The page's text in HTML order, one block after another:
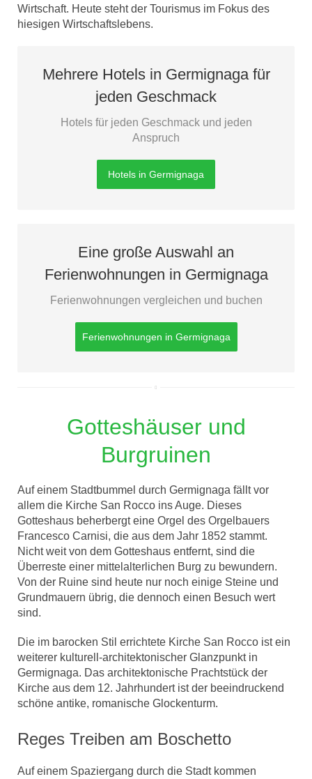
Wirtschaft. Heute steht der Tourismus im Fokus des
hiesigen Wirtschaftslebens.
Mehrere Hotels in Germignaga für
jeden Geschmack
Hotels für jeden Geschmack und jeden
Anspruch
Hotels in Germignaga
Eine große Auswahl an
Ferienwohnungen in Germignaga
Ferienwohnungen vergleichen und buchen
Ferienwohnungen in Germignaga
Gotteshäuser und
Burgruinen
Auf einem Stadtbummel durch Germignaga fällt vor
allem die Kirche San Rocco ins Auge. Dieses
Gotteshaus beherbergt eine Orgel des Orgelbauers
Francesco Carnisi, die aus dem Jahr 1852 stammt.
Nicht weit von dem Gotteshaus entfernt, sind die
Überreste einer mittelalterlichen Burg zu bewundern.
Von der Ruine sind heute nur noch einige Steine und
Grundmauern übrig, die dennoch einen Besuch wert
sind.
Die im barocken Stil errichtete Kirche San Rocco ist ein
weiterer kulturell-architektonischer Glanzpunkt in
Germignaga. Das architektonische Prachtstück der
Kirche aus dem 12. Jahrhundert ist der beeindruckend
schöne antike, romanische Glockenturm.
Reges Treiben am Boschetto
Auf einem Spaziergang durch die Stadt kommen